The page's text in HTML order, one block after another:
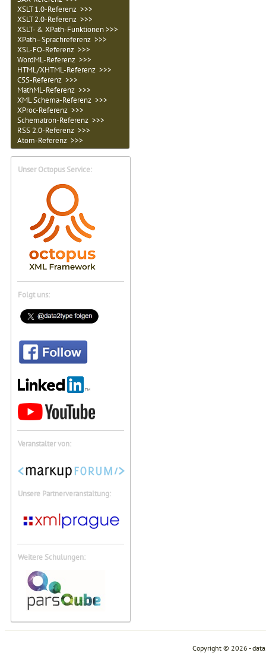
XSLT 1.0-Referenz >>>
XSLT 2.0-Referenz >>>
XSLT- & XPath-Funktionen >>>
XPath–Sprachreferenz >>>
XSL-FO-Referenz >>>
WordML-Referenz >>>
HTML/XHTML-Referenz >>>
CSS-Referenz >>>
MathML-Referenz >>>
XML Schema-Referenz >>>
XProc-Referenz >>>
Schematron-Referenz >>>
RSS 2.0-Referenz >>>
Atom-Referenz >>>
Unser Octopus Service:
Folgt uns:
Veranstalter von:
Unsere Partnerveranstaltung:
Weitere Schulungen:
Copyright © 2026 -